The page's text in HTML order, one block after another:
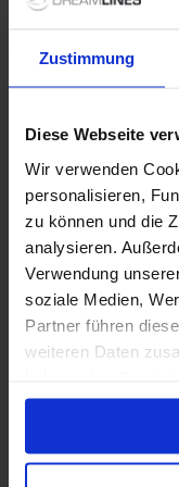
Zustimmung
Diese Webseite
Wir verwenden
personalisieren,
zu können und die
analysieren.
Verwendung
soziale Medien,
Partner führen
weiteren Daten
gesammelt haben.
Kabine
Andere Gäste
Erfahrungen
Weitere
0 Optionen
Alle 1